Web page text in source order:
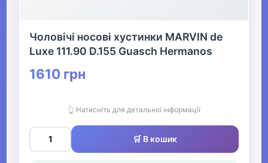
Чоловічі носові хустинки MARVIN de
Luxe 111.90 D.155 Guasch Hermanos
1610 грн
👆 Натисніть для детальної інформації
🛒 В кошик